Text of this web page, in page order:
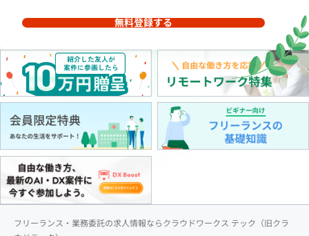
無料登録する
フリーランス・業務委託の求人情報ならクラウドワークス テック（旧クラ